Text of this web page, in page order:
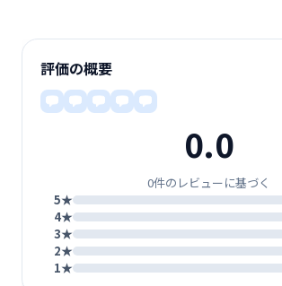
評価の概要
0.0
0件のレビューに基づく
5★
4★
3★
2★
1★